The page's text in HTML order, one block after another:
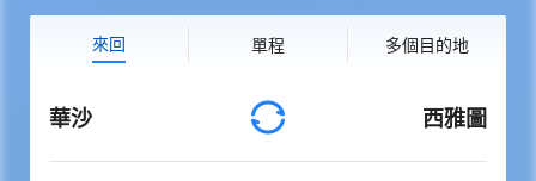
來回 單程 多個目的地
華沙 西雅圖